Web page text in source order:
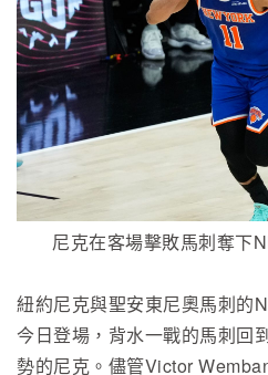
尼克在客場擊敗馬刺奪下
紐約尼克與聖安東尼奧馬刺的
今日登場，背水一戰的馬刺回
勢的尼克。儘管Victor